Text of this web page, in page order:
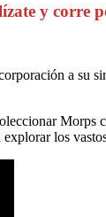
y corre
a
los